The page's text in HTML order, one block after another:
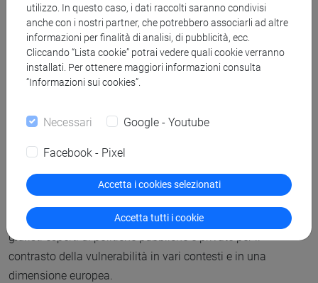
l'avversione all'iniquità) e il loro sviluppo nell'infanzia,
tramite la realizzazione di attività sperimentali di gioco
nelle Scuole primarie.
Lo sviluppo delle preferenze sociali -
Didattica
VIVA è luogo di attività didattica innovativa/sperimentale
per la formazione di economisti applicati e quantitativi e di
giuristi esperti di politiche pubbliche e private per il
contrasto della vulnerabilità in vari contesti e in una
dimensione europea.
utilizzo. In questo caso, i dati raccolti saranno condivisi
anche con i nostri partner, che potrebbero associarli ad altre
informazioni per finalità di analisi, di pubblicità, ecc.
Cliccando “Lista cookie” potrai vedere quali cookie verranno
installati. Per ottenere maggiori informazioni consulta
“Informazioni sui cookies”.
Necessari Google - Youtube
Facebook - Pixel
Accetta i cookies selezionati
Accetta tutti i cookie